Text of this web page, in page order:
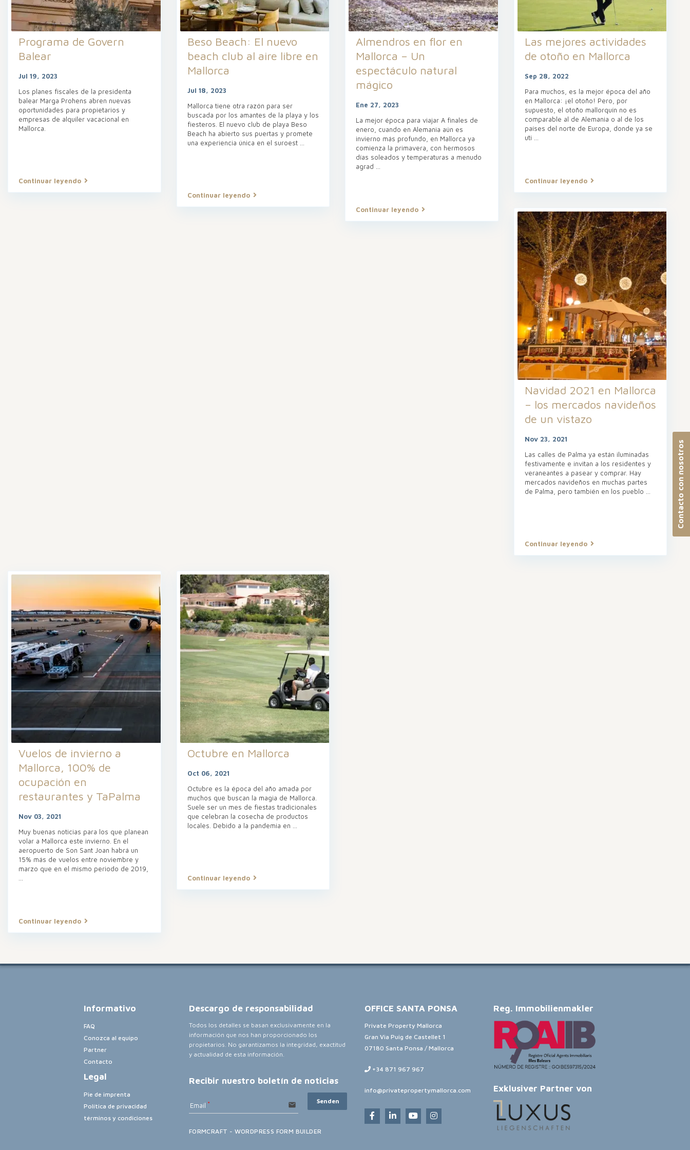
Programa de Govern
Balear
Jul 19, 2023
Los planes fiscales de la presidenta
balear Marga Prohens abren nuevas
oportunidades para propietarios y
empresas de alquiler vacacional en
Mallorca.
Continuar leyendo
Beso Beach: El nuevo
beach club al aire libre en
Mallorca
Jul 18, 2023
Mallorca tiene otra razón para ser
buscada por los amantes de la playa y los
fiesteros. El nuevo club de playa Beso
Beach ha abierto sus puertas y promete
una experiencia única en el suroest
Continuar leyendo
Almendros en flor en
Mallorca – Un
espectáculo natural
mágico
Ene 27, 2023
La mejor época para viajar A finales de
enero, cuando en Alemania aún es
invierno más profundo, en Mallorca ya
comienza la primavera, con hermosos
días soleados y temperaturas a menudo
agrad
Continuar leyendo
Las mejores actividades
de otoño en Mallorca
Sep 28, 2022
Para muchos, es la mejor época del año
en Mallorca: ¡el otoño! Pero, por
supuesto, el otoño mallorquín no es
comparable al de Alemania o al de los
países del norte de Europa, donde ya se
uti
Continuar leyendo
Navidad 2021 en Mallorca
– los mercados navideños
de un vistazo
Nov 23, 2021
Las calles de Palma ya están iluminadas
festivamente e invitan a los residentes y
veraneantes a pasear y comprar. Hay
mercados navideños en muchas partes
de Palma, pero también en los pueblo
Continuar leyendo
Vuelos de invierno a
Mallorca, 100% de
ocupación en
restaurantes y TaPalma
Nov 03, 2021
Muy buenas noticias para los que planean
volar a Mallorca este invierno. En el
aeropuerto de Son Sant Joan habrá un
15% más de vuelos entre noviembre y
marzo que en el mismo periodo de 2019,
Continuar leyendo
Octubre en Mallorca
Oct 06, 2021
Octubre es la época del año amada por
muchos que buscan la magia de Mallorca.
Suele ser un mes de fiestas tradicionales
que celebran la cosecha de productos
locales. Debido a la pandemia en
Continuar leyendo
Informativo
FAQ
Conozca al equipo
Partner
Contacto
Legal
Pie de imprenta
Política de privacidad
términos y condiciones
Descargo de responsabilidad
Todos los detalles se basan exclusivamente en la
información que nos han proporcionado los
propietarios. No garantizamos la integridad, exactitud
y actualidad de esta información.
Recibir nuestro boletín de noticias
Email email Senden
FORMCRAFT - WORDPRESS FORM BUILDER
OFFICE SANTA PONSA
Private Property Mallorca
Gran Via Puig de Castellet 1
07180 Santa Ponsa / Mallorca
+34 871 967 967
info@privatepropertymallorca.com
Reg. Immobilienmakler
Exklusiver Partner von
Contacto con nosotros